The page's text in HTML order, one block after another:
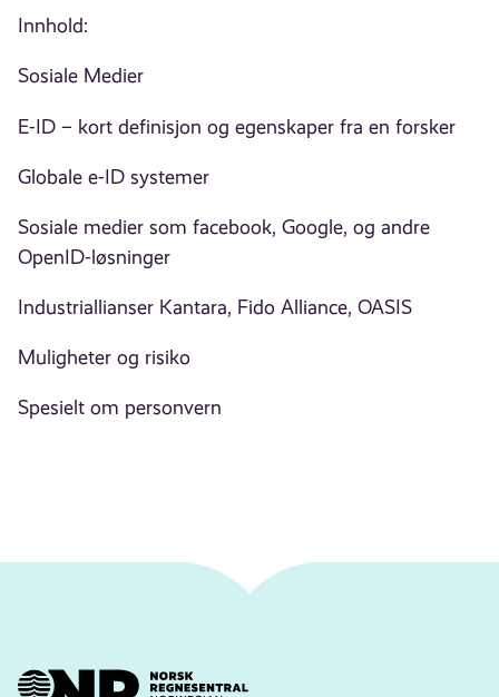
Innhold:
Sosiale Medier
E-ID – kort definisjon og egenskaper fra en forsker
Globale e-ID systemer
Sosiale medier som facebook, Google, og andre
OpenID-løsninger
Industriallianser Kantara, Fido Alliance, OASIS
Muligheter og risiko
Spesielt om personvern